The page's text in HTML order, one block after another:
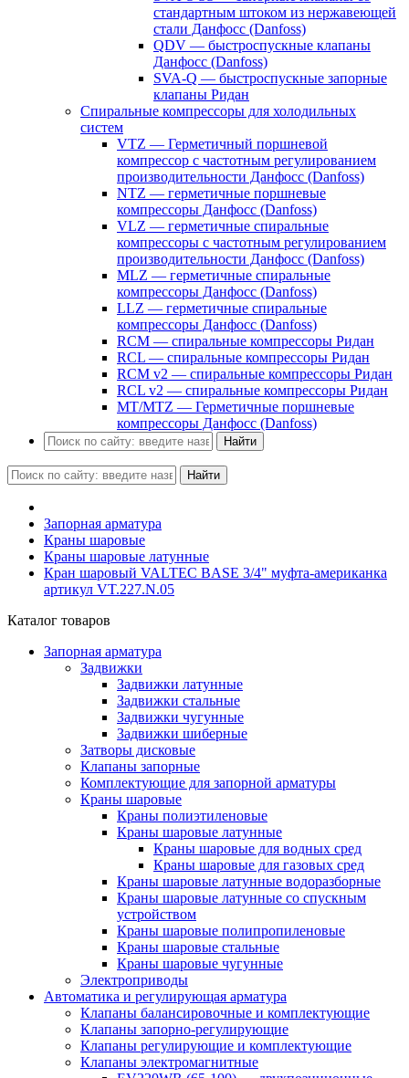
стандартным штоком из нержавеющей
стали Данфосс (Danfoss)
QDV — быстроспускные клапаны
Данфосс (Danfoss)
SVA-Q — быстроспускные запорные
клапаны Ридан
Спиральные компрессоры для холодильных
систем
VTZ — Герметичный поршневой
компрессор с частотным регулированием
производительности Данфосс (Danfoss)
NTZ — герметичные поршневые
компрессоры Данфосс (Danfoss)
VLZ — герметичные спиральные
компрессоры с частотным регулированием
производительности Данфосс (Danfoss)
MLZ — герметичные спиральные
компрессоры Данфосс (Danfoss)
LLZ — герметичные спиральные
компрессоры Данфосс (Danfoss)
RCM — спиральные компрессоры Ридан
RCL — спиральные компрессоры Ридан
RCM v2 — спиральные компрессоры Ридан
RCL v2 — спиральные компрессоры Ридан
MT/MTZ — Герметичные поршневые
компрессоры Данфосс (Danfoss)
Найти
Найти
Запорная арматура
Краны шаровые
Краны шаровые латунные
Кран шаровый VALTEC BASE 3/4" муфта-американка
артикул VT.227.N.05
Каталог товаров
Запорная арматура
Задвижки
Задвижки латунные
Задвижки стальные
Задвижки чугунные
Задвижки шиберные
Затворы дисковые
Клапаны запорные
Комплектующие для запорной арматуры
Краны шаровые
Краны полиэтиленовые
Краны шаровые латунные
Краны шаровые для водных сред
Краны шаровые для газовых сред
Краны шаровые латунные водоразборные
Краны шаровые латунные со спускным
устройством
Краны шаровые полипропиленовые
Краны шаровые стальные
Краны шаровые чугунные
Электроприводы
Автоматика и регулирующая арматура
Клапаны балансировочные и комплектующие
Клапаны запорно-регулирующие
Клапаны регулирующие и комплектующие
Клапаны электромагнитные